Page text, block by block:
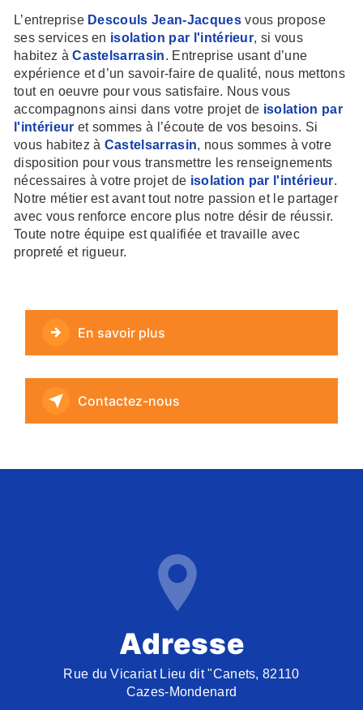
L’entreprise Descouls Jean-Jacquesvous propose
ses services en isolation par l'intérieur, si vous
habitez àCastelsarrasin. Entreprise usant d’une
expérience et d’un savoir-faire de qualité, nous mettons
tout en oeuvre pour vous satisfaire. Nous vous
accompagnons ainsi dans votre projet de isolation par
l'intérieur et sommes à l’écoute de vos besoins. Si
vous habitez à Castelsarrasin, nous sommes à votre
disposition pour vous transmettre les renseignements
nécessaires à votre projet de isolation par l'intérieur.
Notre métier est avant tout notre passion et le partager
avec vous renforce encore plus notre désir de réussir.
Toute notre équipe est qualifiée et travaille avec
propreté et rigueur.
En savoir plus
Contactez-nous
Adresse
Rue du Vicariat Lieu dit "Canets, 82110
Cazes-Mondenard